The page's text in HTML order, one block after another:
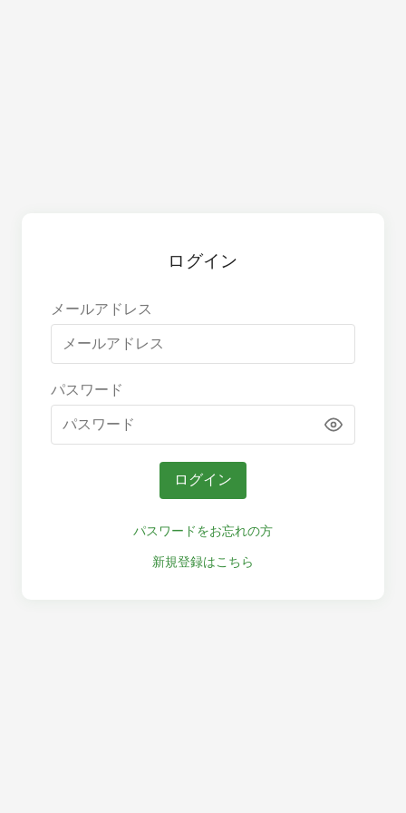
ログイン
メールアドレス
パスワード
ログイン
パスワードをお忘れの方
新規登録はこちら